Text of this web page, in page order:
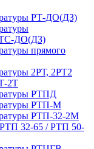
РТ-ДО(ДЗ)
ДО(ДЗ)
прямого
2РТ, 2РT2
2Т
РТПД
РТП-M
РТП-32-2М
РТП 32-65 / РТП 50-